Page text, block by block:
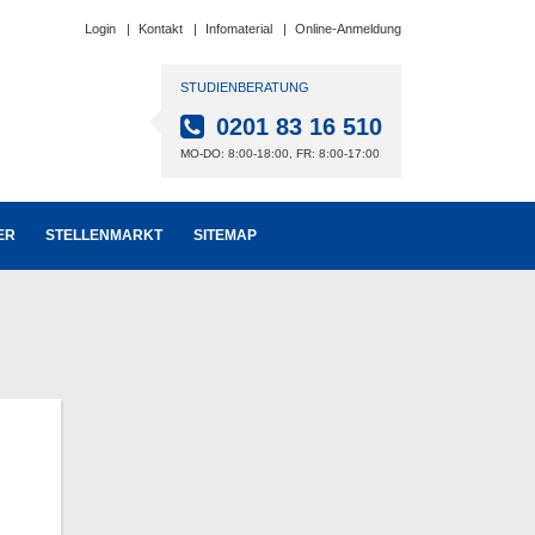
Login Kontakt Infomaterial Online-Anmeldung
STUDIENBERATUNG
0201 83 16 510
MO-DO: 8:00-18:00, FR: 8:00-17:00
STELLENMARKT SITEMAP